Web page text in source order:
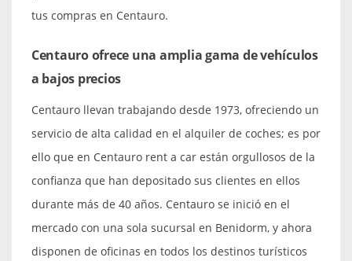
tus compras en Centauro.
Centauro ofrece una amplia gama de vehículos
a bajos precios
Centauro llevan trabajando desde 1973, ofreciendo un
servicio de alta calidad en el alquiler de coches; es por
ello que en Centauro rent a car están orgullosos de la
confianza que han depositado sus clientes en ellos
durante más de 40 años. Centauro se inició en el
mercado con una sola sucursal en Benidorm, y ahora
disponen de oficinas en todos los destinos turísticos